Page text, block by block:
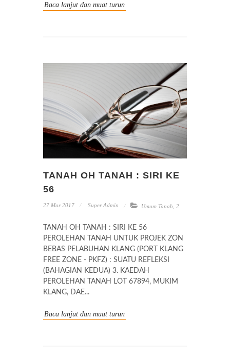
Baca lanjut dan muat turun
TANAH OH TANAH : SIRI KE
56
27 Mar 2017 Super Admin Umum Tanah 2
TANAH OH TANAH : SIRI KE 56
PEROLEHAN TANAH UNTUK PROJEK ZON
BEBAS PELABUHAN KLANG (PORT KLANG
FREE ZONE - PKFZ) : SUATU REFLEKSI
(BAHAGIAN KEDUA) 3. KAEDAH
PEROLEHAN TANAH LOT 67894, MUKIM
KLANG, DAE...
Baca lanjut dan muat turun